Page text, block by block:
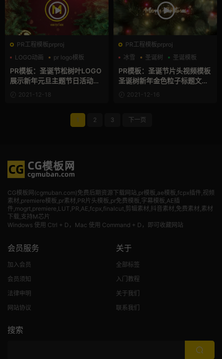
PR工程模板prproj
LOGO动画
pr logo模板
元旦
PR模板：圣诞节松树叶LOGO
展示新年元旦主题节日活动片
头模板 Christmas Logo Ope
2021-12-18
PR工程模板prproj
冰雪
圣诞树 圣诞模板
PR模板：圣诞节片头视频模板
圣诞树新年金色粒子标题文字
动画PR模板 Christmas and
2021-12-16
1 2 3 下一页
CG模板网(cgmuban.com)免费后期资源下载网站,pr模板,ae模板,fcpx插件,视频
素材,premiere模板,pr素材,PR片头模板,pr免费模板,字幕模板,AE插
件,mogrt,premiere,LUT,PR,AE,fcpx,finalcut,剪辑素材,抖音素材,免费素材,素材
下载,支持M芯片
Windows 使用 Ctrl + D，Mac 使用 Command + D，即可收藏网站
会员服务
加入会员
会员须知
法律申明
网站协议
关于
全部标签
入门教程
关于我们
联系我们
搜索